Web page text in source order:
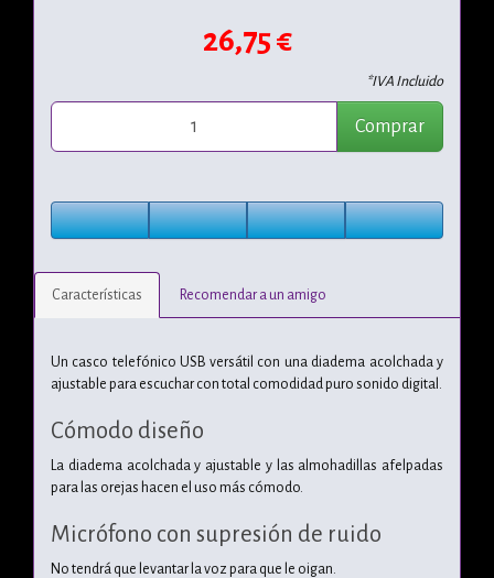
26,75 €
*IVA Incluido
Comprar
Características Recomendar a un amigo
Un casco telefónico USB versátil con una diadema acolchada y
ajustable para escuchar con total comodidad puro sonido digital.
Cómodo diseño
La diadema acolchada y ajustable y las almohadillas afelpadas
para las orejas hacen el uso más cómodo.
Micrófono con supresión de ruido
No tendrá que levantar la voz para que le oigan.